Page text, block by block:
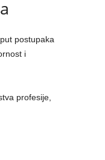
postupaka
i
profesije,